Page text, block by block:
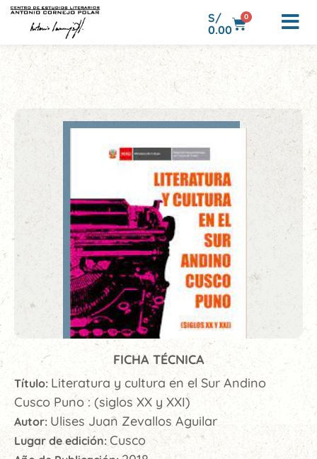
S/
0.00
0
FICHA TÉCNICA
Título: Literatura y cultura en el Sur Andino
Cusco Puno : (siglos XX y XXI)
Autor: Ulises Juan Zevallos Aguilar
Lugar de edición: Cusco